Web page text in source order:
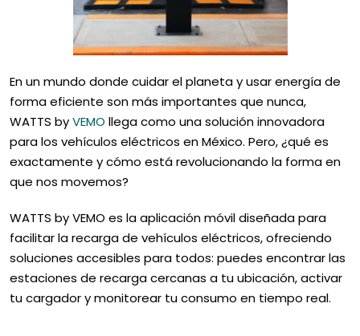
En un mundo donde cuidar el planeta y usar energía de
forma eficiente son más importantes que nunca,
WATTS byVEMO llega como una solución innovadora
para los vehículos eléctricos en México. Pero, ¿qué es
exactamente y cómo está revolucionando la forma en
que nos movemos?
WATTS by VEMO es la aplicación móvil diseñada para
facilitar la recarga de vehículos eléctricos, ofreciendo
soluciones accesibles para todos: puedes encontrar las
estaciones de recarga cercanas a tu ubicación, activar
tu cargador y monitorear tu consumo en tiempo real.